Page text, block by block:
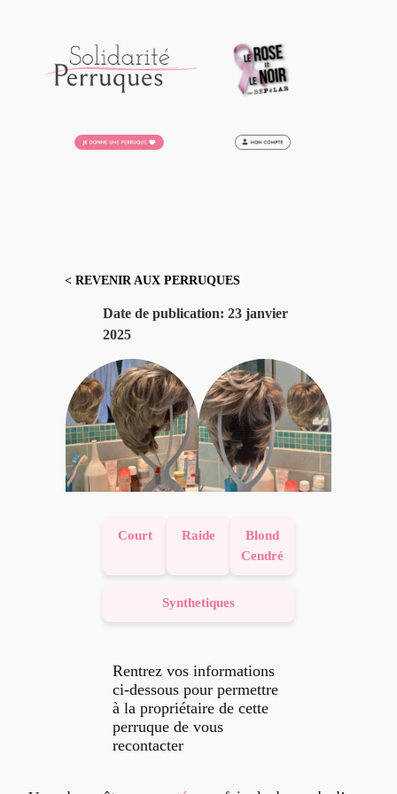
contenu
< REVENIR AUX PERRUQUES
Date de publication: 23 janvier
2025
Court Raide
Blond
Cendré
Synthetiques
Rentrez vos informations
ci-dessous pour permettre
à la propriétaire de cette
perruque de vous
recontacter